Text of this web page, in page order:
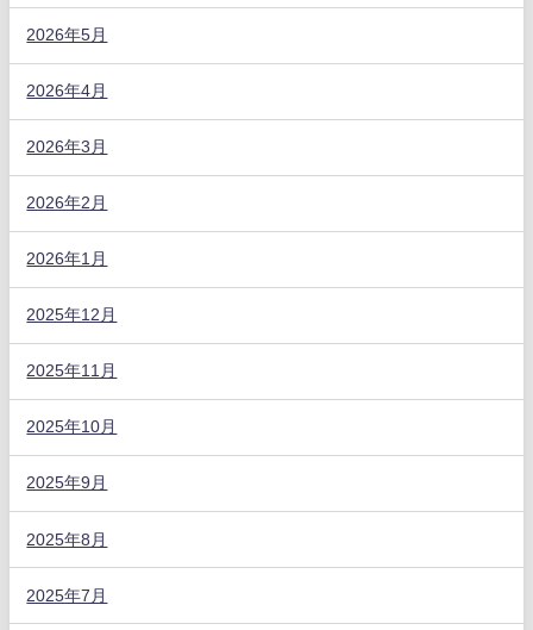
2026年5月
2026年4月
2026年3月
2026年2月
2026年1月
2025年12月
2025年11月
2025年10月
2025年9月
2025年8月
2025年7月